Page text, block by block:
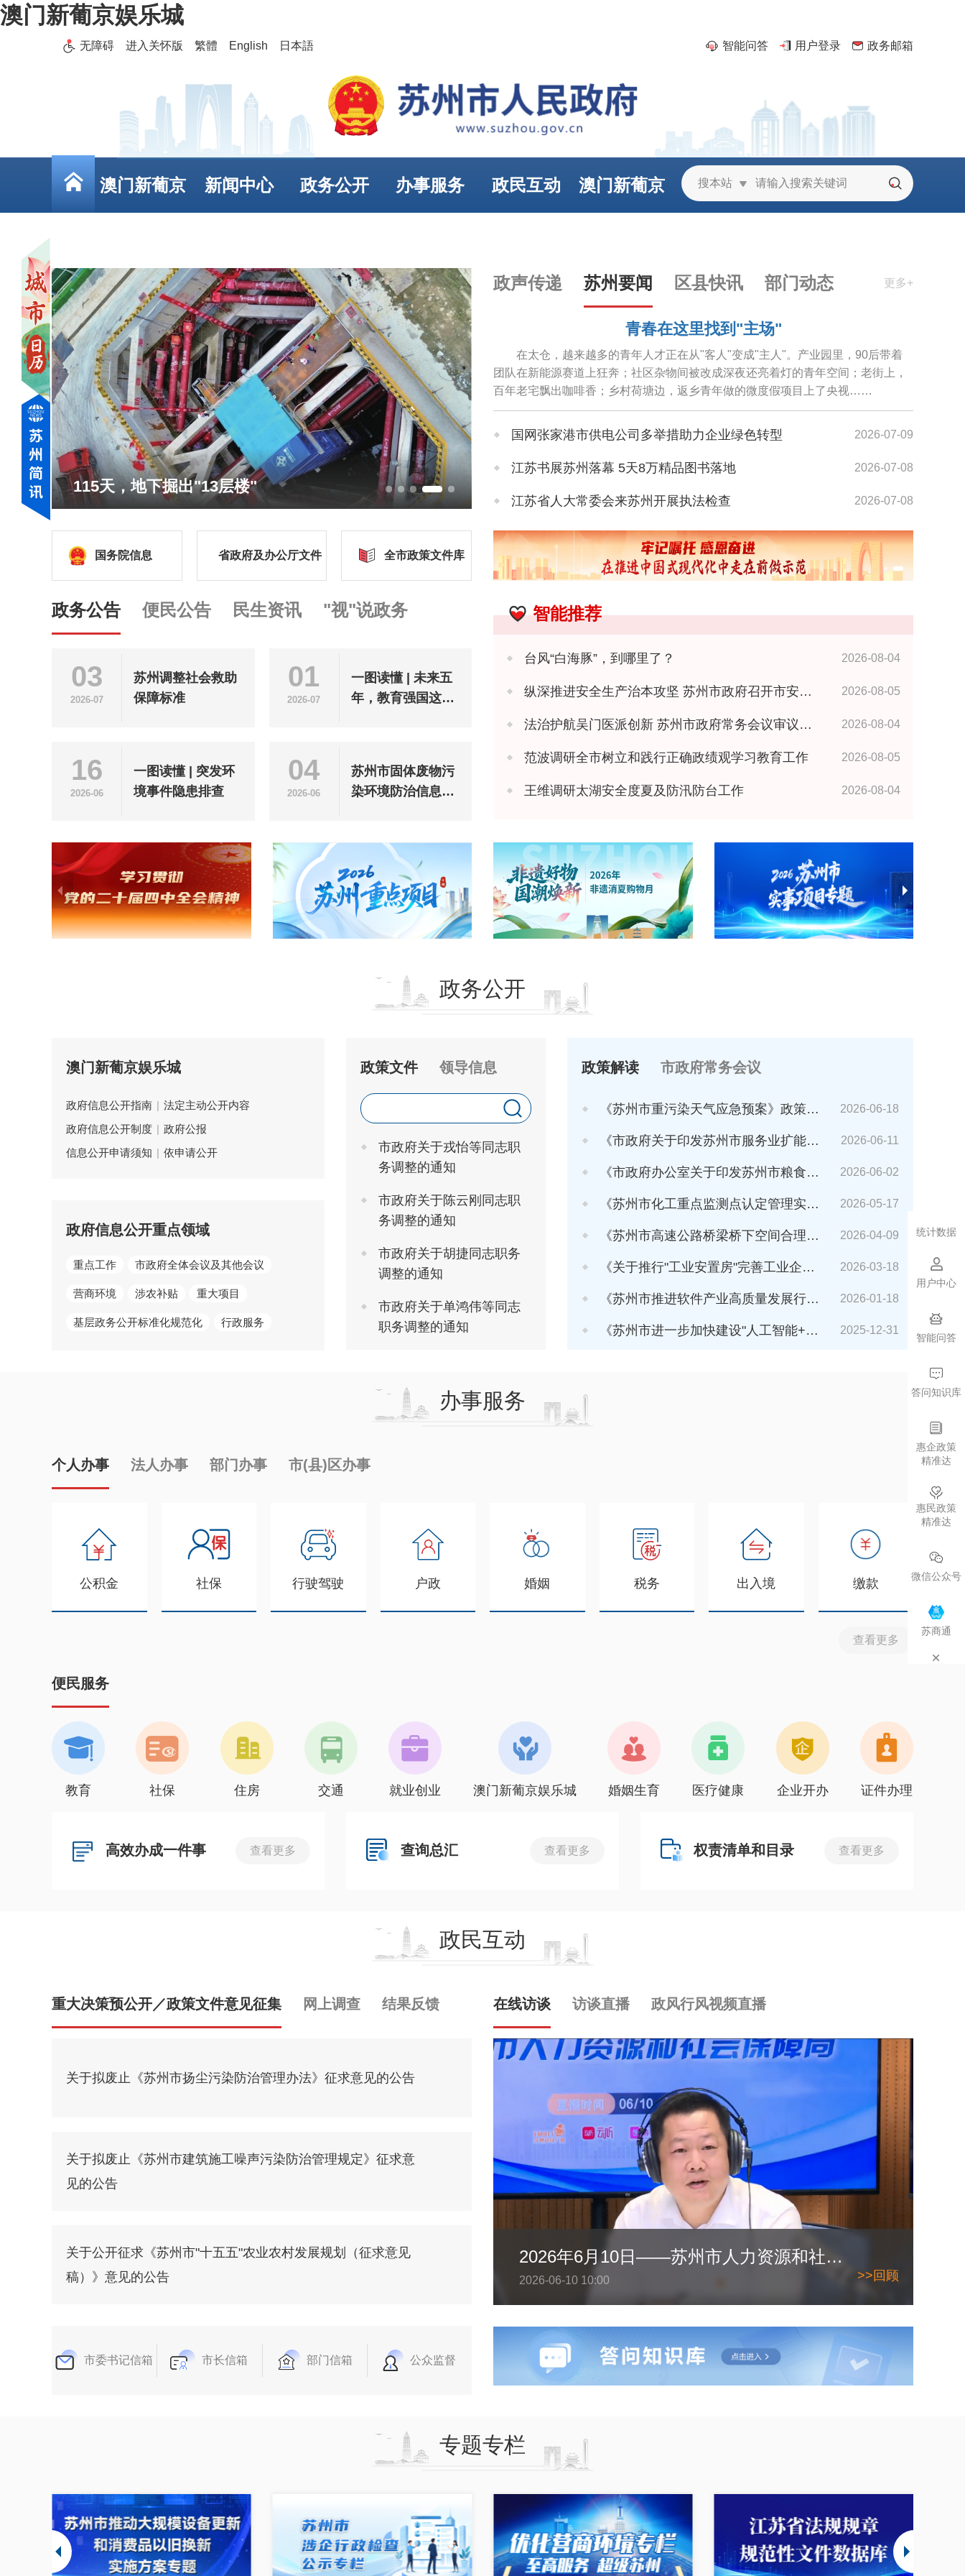
澳门新葡京娱乐城
无障碍 进入关怀版 繁體 English 日本語 智能问答 用户登录 政务邮箱
搜本站
澳门新葡京 新闻中心 政务公开 办事服务 政民互动 澳门新葡京
115天，地下掘出"13层楼"
政声传递 苏州要闻 区县快讯 部门动态 更多+
青春在这里找到"主场"
在太仓，越来越多的青年人才正在从"客人"变成"主人"。产业园里，90后带着
团队在新能源赛道上狂奔；社区杂物间被改成深夜还亮着灯的青年空间；老街上，
百年老宅飘出咖啡香；乡村荷塘边，返乡青年做的微度假项目上了央视……
国网张家港市供电公司多举措助力企业绿色转型 2026-07-09
江苏书展苏州落幕 5天8万精品图书落地 2026-07-08
江苏省人大常委会来苏州开展执法检查 2026-07-08
苏州市政协专题视察环南大科创圈建设 2026-07-08
苏州北站最深基坑完成底板浇筑 2026-07-08
国务院信息 省政府及办公厅文件 全市政策文件库
政务公告 便民公告 民生资讯 "视"说政务
03
2026-07
苏州调整社会救助
保障标准
01
2026-07
一图读懂 | 未来五
年，教育强国这样
16
2026-06
一图读懂 | 突发环
境事件隐患排查
04
2026-06
苏州市固体废物污
染环境防治信息公
智能推荐
台风“白海豚”，到哪里了？ 2026-08-04
纵深推进安全生产治本攻坚 苏州市政府召开市安委会全体成员（扩大）会议 王维讲话 2026-08-05
法治护航吴门医派创新 苏州市政府常务会议审议研究相关事项 王维主持 2026-08-04
范波调研全市树立和践行正确政绩观学习教育工作 2026-08-05
王维调研太湖安全度夏及防汛防台工作 2026-08-04
政务公开
澳门新葡京娱乐城
政府信息公开指南 | 法定主动公开内容
政府信息公开制度 | 政府公报
信息公开申请须知 | 依申请公开
政府信息公开重点领域
重点工作 市政府全体会议及其他会议
营商环境 涉农补贴 重大项目
基层政务公开标准化规范化 行政服务
政策文件 领导信息
市政府关于戎怡等同志职
务调整的通知
市政府关于陈云刚同志职
务调整的通知
市政府关于胡捷同志职务
调整的通知
市政府关于单鸿伟等同志
职务调整的通知
政策解读 市政府常务会议
《苏州市重污染天气应急预案》政策解读 2026-06-18
《市政府关于印发苏州市服务业扩能提质行动方案(2026～2030年)的通知》解读 2026-06-11
《市政府办公室关于印发苏州市粮食应急预案的通知》解读 2026-06-02
《苏州市化工重点监测点认定管理实施细则》解读 2026-05-17
《苏州市高速公路桥梁桥下空间合理利用管理办法》解读 2026-04-09
《关于推行"工业安置房"完善工业企业搬迁安置的指导意见（试行）》解读 2026-03-18
《苏州市推进软件产业高质量发展行动计划（2026-2027年）》解读 2026-01-18
《苏州市进一步加快建设"人工智能+"城市的若干措施（2026年版）》解读 2025-12-31
办事服务
个人办事 法人办事 部门办事 市(县)区办事
公积金 社保 行驶驾驶 户政 婚姻 税务 出入境 缴款
查看更多
便民服务
教育 社保 住房 交通 就业创业 澳门新葡京娱乐城 婚姻生育 医疗健康 企业开办 证件办理
高效办成一件事 查看更多 查询总汇 查看更多 权责清单和目录 查看更多
政民互动
重大决策预公开／政策文件意见征集 网上调查 结果反馈
关于拟废止《苏州市扬尘污染防治管理办法》征求意见的公告
关于拟废止《苏州市建筑施工噪声污染防治管理规定》征求意
见的公告
关于公开征求《苏州市"十五五"农业农村发展规划（征求意见
稿）》意见的公告
市委书记信箱 市长信箱 部门信箱 公众监督
在线访谈 访谈直播 政风行风视频直播
2026年6月10日——苏州市人力资源和社会保障局
2026-06-10 10:00 >>回顾
专题专栏
统计数据
用户中心
智能问答
答问知识库
惠企政策
精准达
惠民政策
精准达
微信公众号
苏商通